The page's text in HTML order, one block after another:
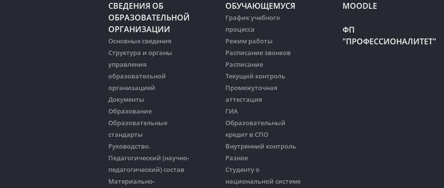
СВЕДЕНИЯ ОБ
ОБРАЗОВАТЕЛЬНОЙ
ОРГАНИЗАЦИИ
Основные сведения
Структура и органы
управления
образовательной
организацией
Документы
Образование
Образовательные
стандарты
Руководство.
Педагогический (научно-
педагогический) состав
Материально-
ОБУЧАЮЩЕМУСЯ
График учебного
процесса
Режим работы
Расписание звонков
Расписание
Текущий контроль
Промежуточная
аттестация
ГИА
Образовательный
кредит в СПО
Внутренний контроль
Разное
Студенту о
национальной системе
MOODLE
ФП
"ПРОФЕССИОНАЛИТЕТ"